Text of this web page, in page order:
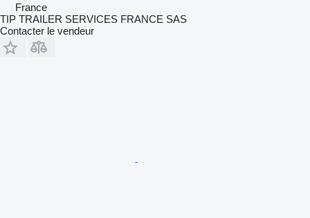
France
TIP TRAILER SERVICES FRANCE SAS
Contacter le vendeur